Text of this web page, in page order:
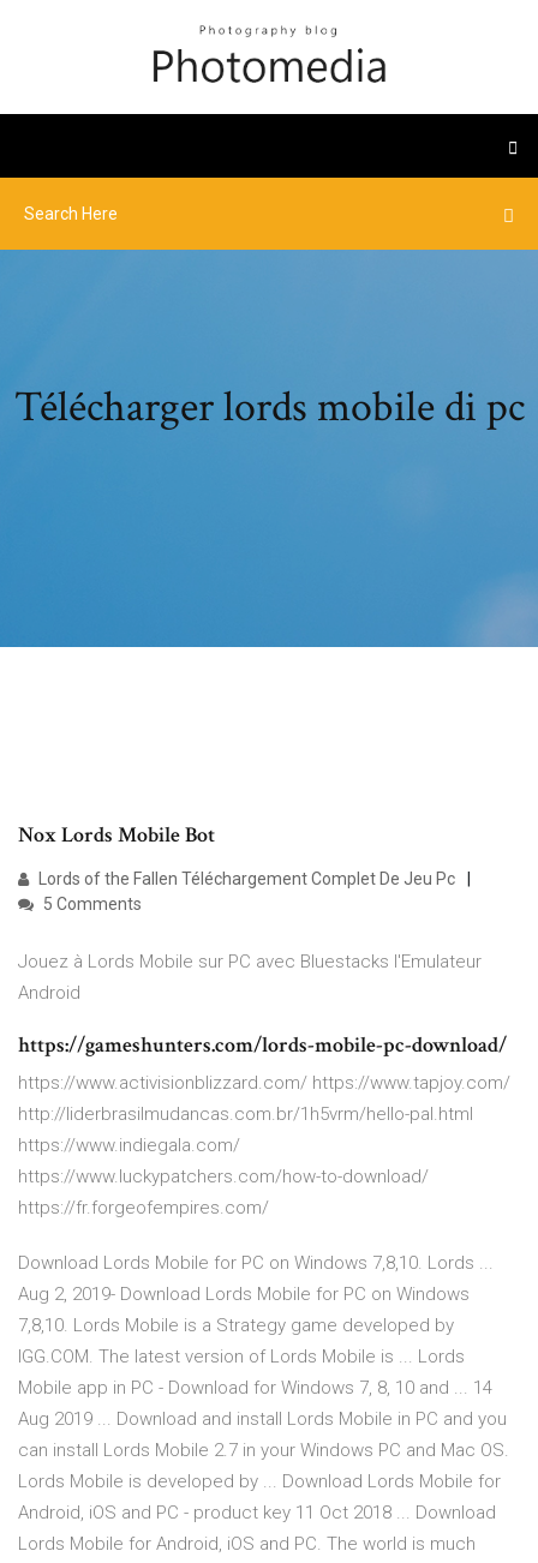
Télécharger lords mobile di pc
Nox Lords Mobile Bot
Lords of the Fallen Téléchargement Complet De Jeu Pc
5 Comments
Jouez à Lords Mobile sur PC avec Bluestacks l'Emulateur
Android
https://gameshunters.com/lords-mobile-pc-download/
https://www.activisionblizzard.com/ https://www.tapjoy.com/
http://liderbrasilmudancas.com.br/1h5vrm/hello-pal.html
https://www.indiegala.com/
https://www.luckypatchers.com/how-to-download/
https://fr.forgeofempires.com/
Download Lords Mobile for PC on Windows 7,8,10. Lords ...
Aug 2, 2019- Download Lords Mobile for PC on Windows
7,8,10. Lords Mobile is a Strategy game developed by
IGG.COM. The latest version of Lords Mobile is ... Lords
Mobile app in PC - Download for Windows 7, 8, 10 and ... 14
Aug 2019 ... Download and install Lords Mobile in PC and you
can install Lords Mobile 2.7 in your Windows PC and Mac OS.
Lords Mobile is developed by ... Download Lords Mobile for
Android, iOS and PC - product key 11 Oct 2018 ... Download
Lords Mobile for Android, iOS and PC. The world is much